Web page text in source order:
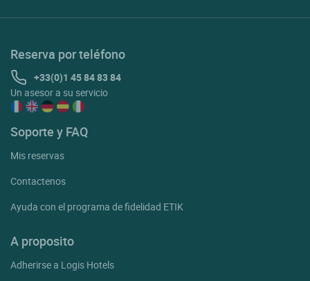
Reserva por teléfono
+33(0)1 45 84 83 84
Un asesor a su servicio
Soporte y FAQ
Mis reservas
Contactenos
Ayuda con el programa de fidelidad ETIK
A proposito
Adherirse a Logis Hotels